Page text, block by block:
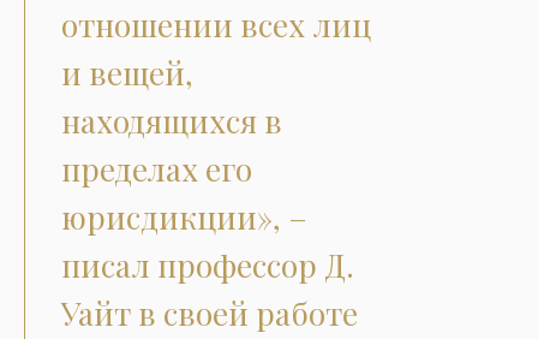
отношении всех лиц
и вещей,
находящихся в
пределах его
юрисдикции», –
писал профессор Д.
Уайт в своей работе